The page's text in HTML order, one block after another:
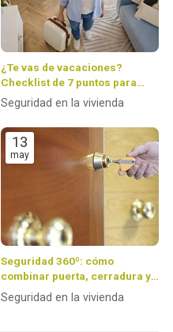
¿Te vas de vacaciones?
Checklist de 7 puntos para
dejar tu casa 100 % protegida
Seguridad en la vivienda
13
may
Seguridad 360º: cómo
combinar puerta, cerradura y
alarma para crear un hogar
inexpugnable
Seguridad en la vivienda